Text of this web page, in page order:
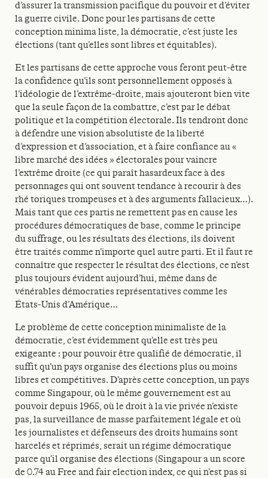
d’assurer la transmission pacifique du pouvoir et d’éviter
la guerre civile. Donc pour les partisans de cette
conception minima liste, la démocratie, c’est juste les
élections (tant qu’elles sont libres et équitables).
Et les partisans de cette approche vous feront peut-être
la confidence qu’ils sont personnellement opposés à
l’idéologie de l’extrême-droite, mais ajouteront bien vite
que la seule façon de la combattre, c’est par le débat
politique et la compétition électorale. Ils tendront donc
à défendre une vision absolutiste de la liberté
d’expression et d’association, et à faire confiance au «
libre marché des idées » électorales pour vaincre
l’extrême droite (ce qui paraît hasardeux face à des
personnages qui ont souvent tendance à recourir à des
rhé toriques trompeuses et à des arguments fallacieux…).
Mais tant que ces partis ne remettent pas en cause les
procédures démocratiques de base, comme le principe
du suffrage, ou les résultats des élections, ils doivent
être traités comme n’importe quel autre parti. Et il faut re
connaître que respecter le résultat des élections, ce n’est
plus toujours évident aujourd’hui, même dans de
vénérables démocraties représentatives comme les
États-Unis d’Amérique…
Le problème de cette conception minimaliste de la
démocratie, c’est évidemment qu’elle est très peu
exigeante : pour pouvoir être qualifié de démocratie, il
suffit qu’un pays organise des élections plus ou moins
libres et compétitives. D’après cette conception, un pays
comme Singapour, où le même gouvernement est au
pouvoir depuis 1965, où le droit à la vie privée n’existe
pas, la surveillance de masse parfaitement légale et où
les journalistes et défenseurs des droits humains sont
harcelés et réprimés, serait un régime démocratique
parce qu’il organise des élections (Singapour a un score
de 0.74 au Free and fair election index, ce qui n’est pas si